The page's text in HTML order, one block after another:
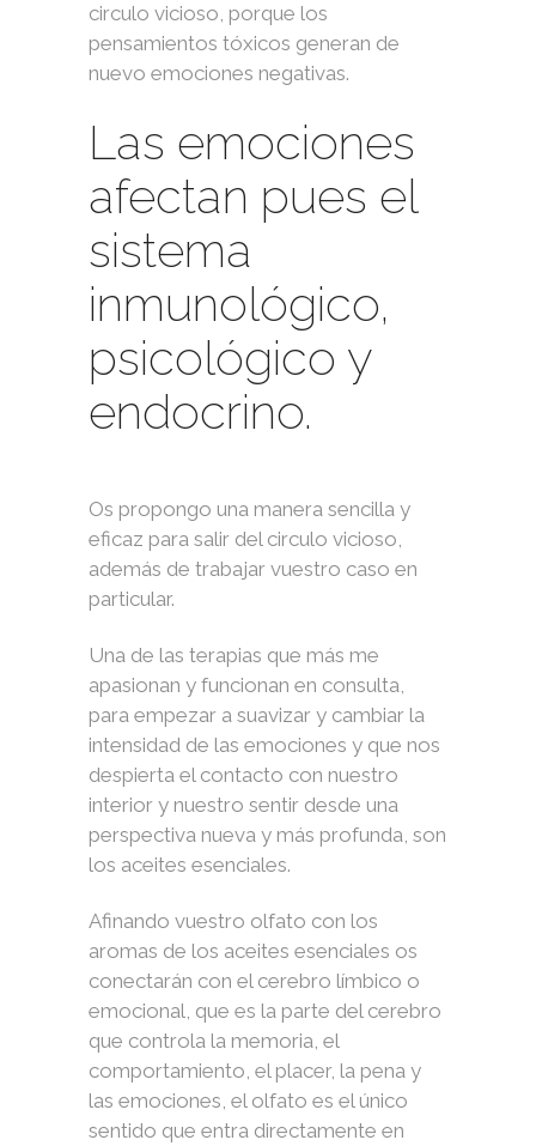
circulo vicioso, porque los
pensamientos tóxicos generan de
nuevo emociones negativas.
Las emociones
afectan pues el
sistema
inmunológico,
psicológico y
endocrino.
Os propongo una manera sencilla y
eficaz para salir del circulo vicioso,
además de trabajar vuestro caso en
particular.
Una de las terapias que más me
apasionan y funcionan en consulta,
para empezar a suavizar y cambiar la
intensidad de las emociones y que nos
despierta el contacto con nuestro
interior y nuestro sentir desde una
perspectiva nueva y más profunda, son
los aceites esenciales.
Afinando vuestro olfato con los
aromas de los aceites esenciales os
conectarán con el cerebro límbico o
emocional, que es la parte del cerebro
que controla la memoria, el
comportamiento, el placer, la pena y
las emociones, el olfato es el único
sentido que entra directamente en